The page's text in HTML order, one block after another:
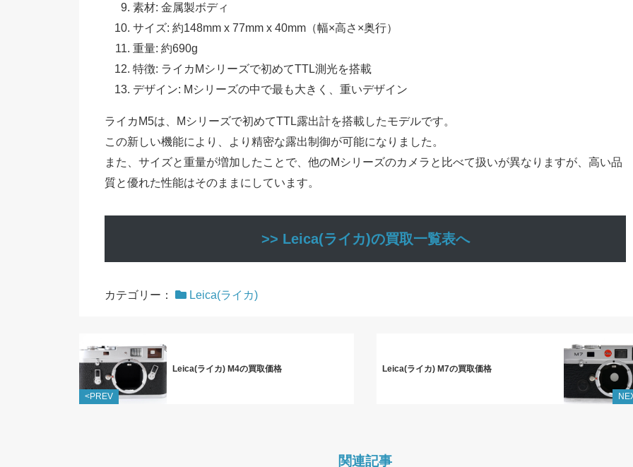
素材: 金属製ボディ
サイズ: 約148mm x 77mm x 40mm（幅×高さ×奥行）
重量: 約690g
特徴: ライカMシリーズで初めてTTL測光を搭載
デザイン: Mシリーズの中で最も大きく、重いデザイン
ライカM5は、Mシリーズで初めてTTL露出計を搭載したモデルです。
この新しい機能により、より精密な露出制御が可能になりました。
また、サイズと重量が増加したことで、他のMシリーズのカメラと比べて扱いが異なりますが、高い品
質と優れた性能はそのままにしています。
>> Leica(ライカ)の買取一覧表へ
カテゴリー： Leica(ライカ)
<PREV
Leica(ライカ) M4の買取価格 Leica(ライカ) M7の買取価格
関連記事